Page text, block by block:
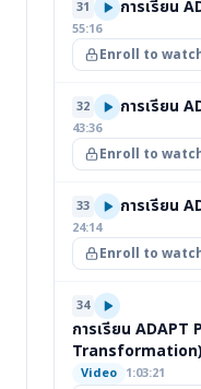
31 การเรียน
55:16
Enroll to
32 การเรียน
43:36
Enroll to
33 การเรียน
24:14
Enroll to
34
การเรียน
Transformation)
Video 1:03:21